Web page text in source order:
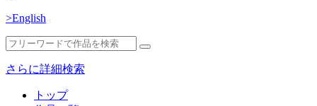
>English
さらに詳細検索
トップ